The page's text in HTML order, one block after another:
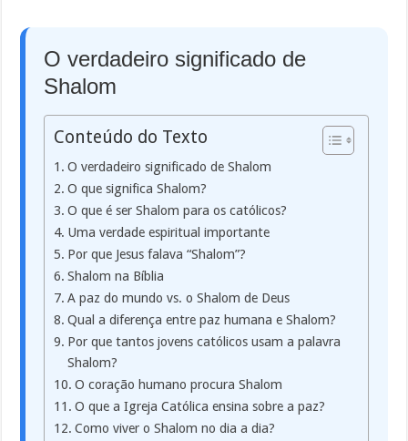
O verdadeiro significado de
Shalom
Conteúdo do Texto
O verdadeiro significado de Shalom
O que significa Shalom?
O que é ser Shalom para os católicos?
Uma verdade espiritual importante
Por que Jesus falava “Shalom”?
Shalom na Bíblia
A paz do mundo vs. o Shalom de Deus
Qual a diferença entre paz humana e Shalom?
Por que tantos jovens católicos usam a palavra
Shalom?
O coração humano procura Shalom
O que a Igreja Católica ensina sobre a paz?
Como viver o Shalom no dia a dia?